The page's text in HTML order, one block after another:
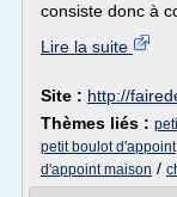
consiste donc à
Lire la suite
Site : http://
Thèmes liés :
petit boulot d'appoint
d'appoint maison /